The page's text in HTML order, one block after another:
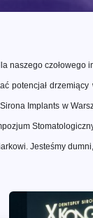
naszego
potencjał
Implants w
Jesteśmy